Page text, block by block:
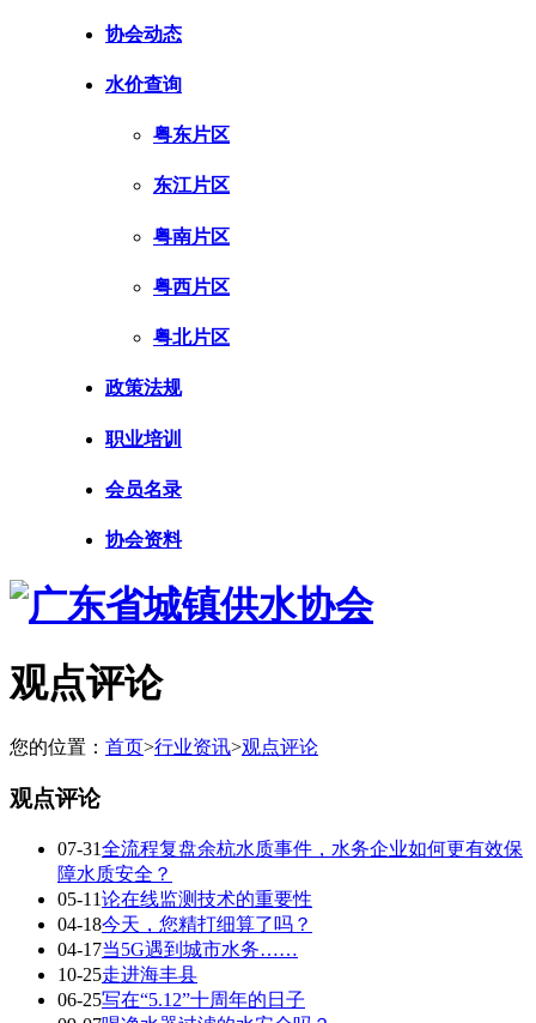
协会动态
水价查询
粤东片区
东江片区
粤南片区
粤西片区
粤北片区
政策法规
职业培训
会员名录
协会资料
观点评论
您的位置： 首页>行业资讯>观点评论
观点评论
07-31全流程复盘余杭水质事件，水务企业如何更有效保
障水质安全？
05-11论在线监测技术的重要性
04-18今天，您精打细算了吗？
04-17当5G遇到城市水务……
10-25走进海丰县
06-25写在“5.12”十周年的日子